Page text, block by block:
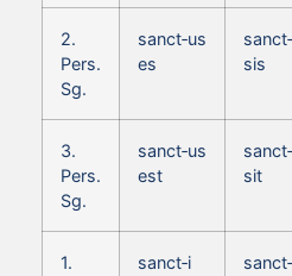
2.
Pers.
Sg.
sanct‑us
es
sis
3.
Pers.
Sg.
sanct‑us
est
sit
1.
sanct‑i